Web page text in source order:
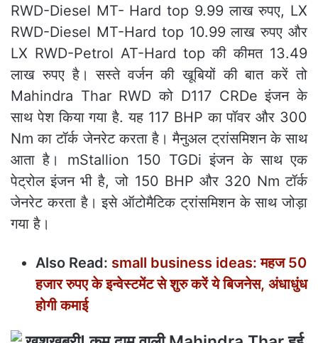
RWD-Diesel MT- Hard top 9.99 लाख रुपए, LX
RWD-Diesel MT-Hard top 10.99 लाख रुपए और
LX RWD-Petrol AT-Hard top की कीमत 13.49
लाख रुपए है। सस्ते वर्जन की खूबियों की बात करें तो
Mahindra Thar RWD को D117 CRDe इंजन के
साथ पेश किया गया है. यह 117 BHP का पॉवर और 300
Nm का टॉर्क जेनरेट करता है। मैनुअल ट्रांसमिशन के साथ
आता है। mStallion 150 TGDi इंजन के साथ एक
पेट्रोल इंजन भी है, जो 150 BHP और 320 Nm टॉर्क
जेनरेट करता है। इसे ऑटोमैटिक ट्रांसमिशन के साथ जोड़ा
गया है।
Also Read: small business ideas: महज 50
हजार रुपए के इन्‍वेस्‍टमेंट से शुरु करें ये बिजनेस, अंधाधुंध
होगी कमाई